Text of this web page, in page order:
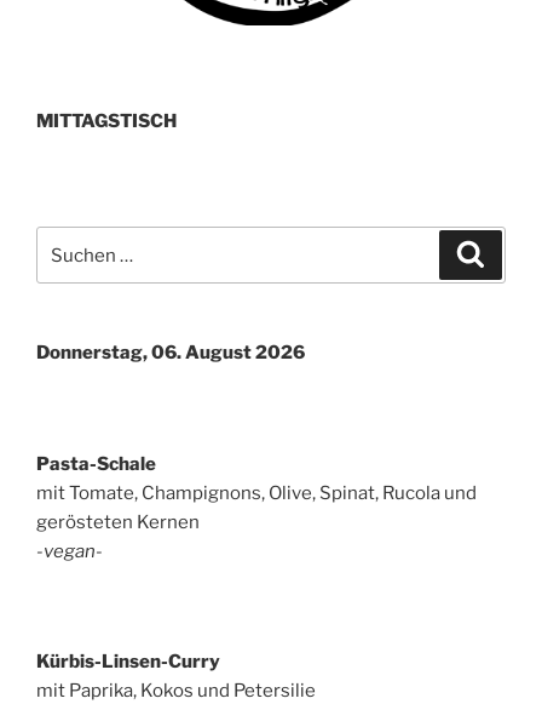
MITTAGSTISCH
nach:
Donnerstag, 06. August 2026
Pasta-Schale
mit Tomate, Champignons, Olive, Spinat, Rucola und
gerösteten Kernen
-vegan-
Kürbis-Linsen-Curry
mit Paprika, Kokos und Petersilie